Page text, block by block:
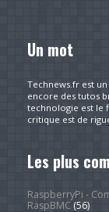
Un mot
Technews.fr est
encore des tutos
technologie est le
critique est de
Les plus
RaspberryPi -
RaspBMC(56)